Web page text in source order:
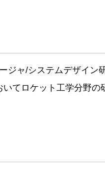
ジャ/システムデザイン
てロケット工学分野の